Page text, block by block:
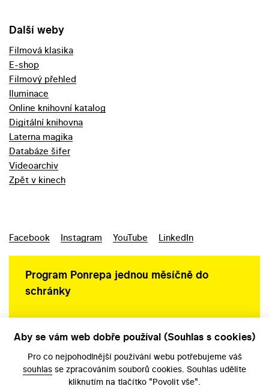
Další weby
Filmová klasika
E-shop
Filmový přehled
Iluminace
Online knihovní katalog
Digitální knihovna
Laterna magika
Databáze šifer
Videoarchiv
Zpět v kinech
Facebook Instagram YouTube LinkedIn
Program Ponrepa jednou měsíčně do
schránky
Aby se vám web dobře používal (Souhlas s cookies)
Pro co nejpohodlnější používání webu potřebujeme váš
souhlas se zpracováním souborů cookies. Souhlas udělíte
kliknutím na tlačítko "Povolit vše".